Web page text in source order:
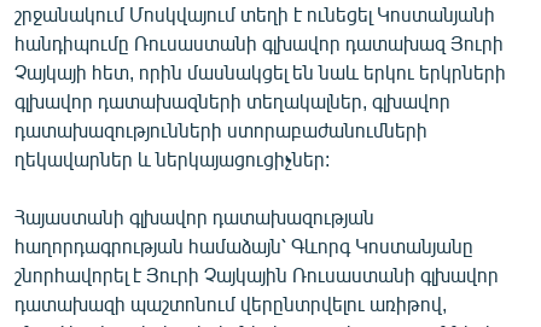
ՏԵՍԱՆՅՈՒԹԵՐ
ԲԱՆԱՎԵՃ
ՁԳՏԵԼՈՎ ԼԱՎԱԳՈՒՅՆԻՆ
ՓՈԴՔԱՍԹ
Հայերեն
English
Русский
շրջանակում Մոսկվայում տեղի է ունեցել Կոստանյանի
հանդիպումը Ռուսաստանի գլխավոր դատախազ Յուրի
Չայկայի հետ, որին մասնակցել են նաև երկու երկրների
գլխավոր դատախազների տեղակալներ, գլխավոր
դատախազությունների ստորաբաժանումների
ղեկավարներ և ներկայացուցիչներ:
Հայաստանի գլխավոր դատախազության
հաղորդագրության համաձայն՝ Գևորգ Կոստանյանը
շնորհավորել է Յուրի Չայկային Ռուսաստանի գլխավոր
դատախազի պաշտոնում վերընտրվելու առիթով,